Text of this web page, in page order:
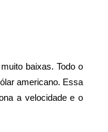
baixas. Todo o
americano. Essa
a velocidade e o